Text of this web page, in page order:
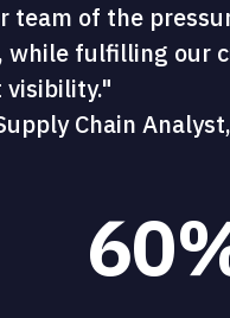
team of the
while fulfilling our
Chain